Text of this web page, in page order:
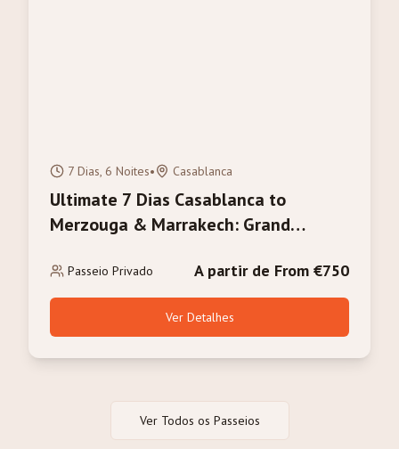
7 Dias, 6 Noites• Casablanca
Ultimate 7 Dias Casablanca to
Merzouga & Marrakech: Grand
Passeio Privado A partir de From €750
Ver Detalhes
Ver Todos os Passeios